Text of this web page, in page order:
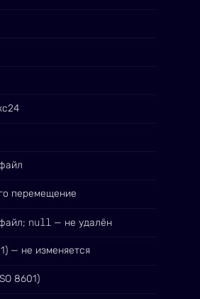
перемещение
null — не удалён
— не изменяется
8601)